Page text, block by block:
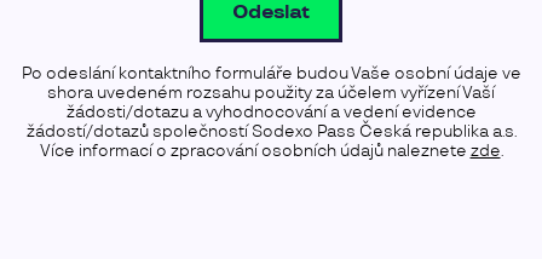
Odeslat
Po odeslání kontaktního formuláře budou Vaše osobní údaje ve
shora uvedeném rozsahu použity za účelem vyřízení Vaší
žádosti/dotazu a vyhodnocování a vedení evidence
žádostí/dotazů společností Sodexo Pass Česká republika a.s.
Více informací o zpracování osobních údajů naleznete zde.